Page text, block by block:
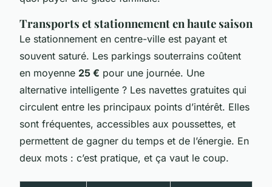
Transports et stationnement en haute saison
Le stationnement en centre-ville est payant et
souvent saturé. Les parkings souterrains coûtent
en moyenne 25 € pour une journée. Une
alternative intelligente ? Les navettes gratuites qui
circulent entre les principaux points d’intérêt. Elles
sont fréquentes, accessibles aux poussettes, et
permettent de gagner du temps et de l’énergie. En
deux mots : c’est pratique, et ça vaut le coup.